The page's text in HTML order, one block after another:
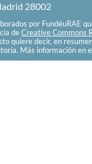
28002
por FundéuRAE
de Creative Commons
quiere decir, en
Más información en